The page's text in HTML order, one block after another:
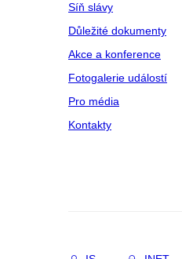
Síň slávy
Důležité dokumenty
Akce a konference
Fotogalerie událostí
Pro média
Kontakty